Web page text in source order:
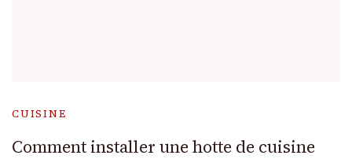
CUISINE
Comment installer une hotte de cuisine